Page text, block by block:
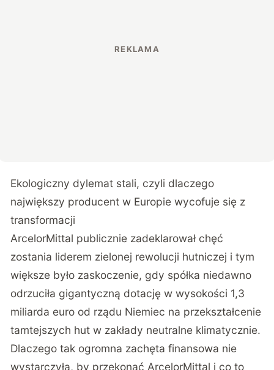
Ekologiczny dylemat stali, czyli dlaczego
największy producent w Europie wycofuje się z
transformacji
ArcelorMittal publicznie zadeklarował chęć
zostania liderem zielonej rewolucji hutniczej i tym
większe było zaskoczenie, gdy spółka niedawno
odrzuciła gigantyczną dotację w wysokości 1,3
miliarda euro od rządu Niemiec na przekształcenie
tamtejszych hut w zakłady neutralne klimatycznie.
Dlaczego tak ogromna zachęta finansowa nie
wystarczyła, by przekonać ArcelorMittal i co to